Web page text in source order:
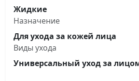
Жидкие
Назначение
Для ухода за кожей лица
Виды ухода
Универсальный уход за